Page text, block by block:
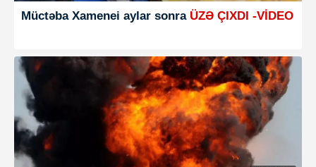
Müctəba Xamenei aylar sonra ÜZƏ ÇIXDI -VİDEO